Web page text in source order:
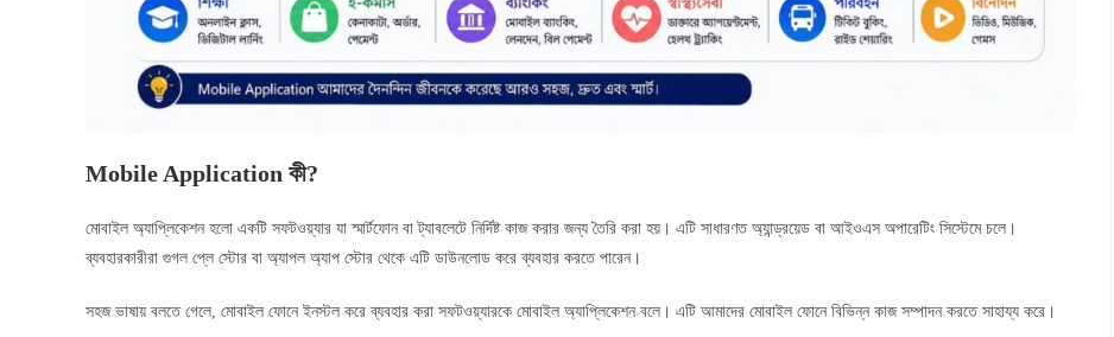
Mobile Application কী?
মোবাইল অ্যাপ্লিকেশন হলো একটি সফটওয়্যার যা স্মার্টফোন বা ট্যাবলেটে নির্দিষ্ট কাজ করার জন্য তৈরি করা হয়। এটি সাধারণত অ্যান্ড্রয়েড বা আইওএস অপারেটিং সিস্টেমে চলে।
ব্যবহারকারীরা গুগল প্লে স্টোর বা অ্যাপল অ্যাপ স্টোর থেকে এটি ডাউনলোড করে ব্যবহার করতে পারেন।
সহজ ভাষায় বলতে গেলে, মোবাইল ফোনে ইনস্টল করে ব্যবহার করা সফটওয়্যারকে মোবাইল অ্যাপ্লিকেশন বলে। এটি আমাদের মোবাইল ফোনে বিভিন্ন কাজ সম্পাদন করতে সাহায্য করে।